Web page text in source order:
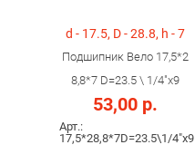
d - 17.5, D - 28.8, h - 7
Подшипник Вело 17,5*2
8,8*7 D=23.5 \ 1/4"х9
53,00 р.
Арт.:
17,5*28,8*7D=23.5\1/4"х9